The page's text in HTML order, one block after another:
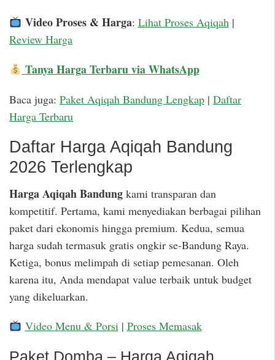
Video Proses & Harga: Lihat Proses Aqiqah|
Review Harga
Tanya Harga Terbaru via WhatsApp
Baca juga: Paket Aqiqah Bandung Lengkap | Daftar
Harga Terbaru
Daftar Harga Aqiqah Bandung
2026 Terlengkap
Harga Aqiqah Bandung kami transparan dan
kompetitif. Pertama, kami menyediakan berbagai pilihan
paket dari ekonomis hingga premium. Kedua, semua
harga sudah termasuk gratis ongkir se-Bandung Raya.
Ketiga, bonus melimpah di setiap pemesanan. Oleh
karena itu, Anda mendapat value terbaik untuk budget
yang dikeluarkan.
Video Menu & Porsi| Proses Memasak
Paket Domba – Harga Aqiqah